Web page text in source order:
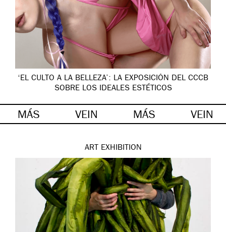
‘EL CULTO A LA BELLEZA’: LA EXPOSICIÓN DEL CCCB
SOBRE LOS IDEALES ESTÉTICOS
MÁS VEIN MÁS VEIN
ART EXHIBITION